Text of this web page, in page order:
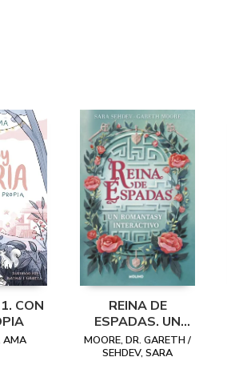
CON
AMA
REINA DE
ESPADAS. UN
ROMANTASY
INTERACTIVO
MOORE, DR. GARETH /
SEHDEV, SARA